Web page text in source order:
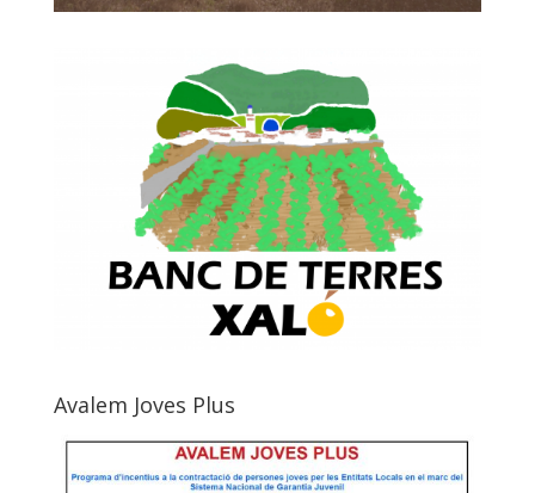
Avalem Joves Plus